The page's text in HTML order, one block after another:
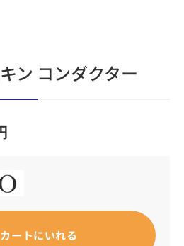
ン コンダクター